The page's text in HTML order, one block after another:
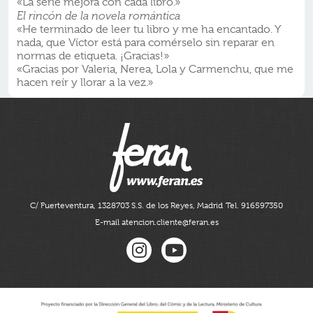
El rincón de la novela romántica
«He terminado de leer tu libro y me ha encantado. Y
nada, que Víctor está para comérselo sin reparar en
normas de etiqueta. ¡Gracias!»
«Gracias por Valeria, Nerea, Lola y Carmenchu, que me
hacen reír y llorar a la vez.»
C/ Fuerteventura, 1328703 S.S. de los Reyes, Madrid Tel. 916597350
E-mail atencion.cliente@feran.es